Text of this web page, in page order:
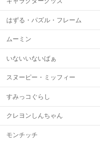
はずる・パズル・フレーム
ムーミン
いないいないばぁ
スヌーピー・ミッフィー
すみっコぐらし
クレヨンしんちゃん
モンチッチ